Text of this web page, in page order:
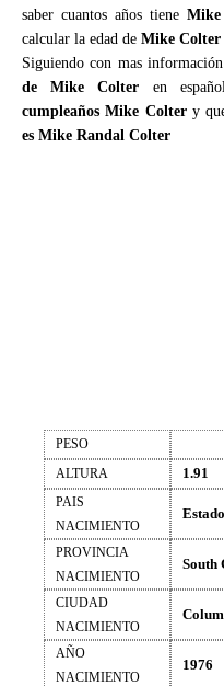
saber cuantos años tiene
calcular la edad de Mike Colter
Siguiendo con mas
de Mike Colter en
cumpleaños Mike Coltery
es Mike Randal Colter
PESO
ALTURA
1.91
PAIS
NACIMIENTO
PROVINCIA
NACIMIENTO
South
CIUDAD
NACIMIENTO
AÑO
NACIMIENTO
1976